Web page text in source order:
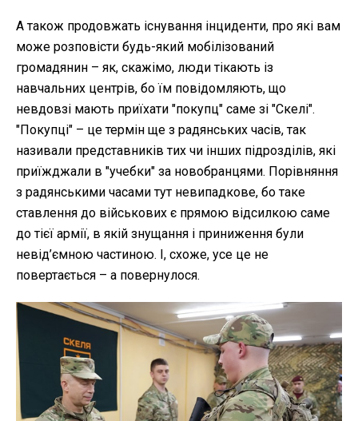
А також продовжать існування інциденти, про які вам
може розповісти будь-який мобілізований
громадянин – як, скажімо, люди тікають із
навчальних центрів, бо їм повідомляють, що
невдовзі мають приїхати "покупц" саме зі "Скелі".
"Покупці" – це термін ще з радянських часів, так
називали представників тих чи інших підрозділів, які
приїжджали в "учебки" за новобранцями. Порівняння
з радянськими часами тут невипадкове, бо таке
ставлення до військових є прямою відсилкою саме
до тієї армії, в якій знущання і приниження були
невід’ємною частиною. І, схоже, усе це не
повертається – а повернулося.